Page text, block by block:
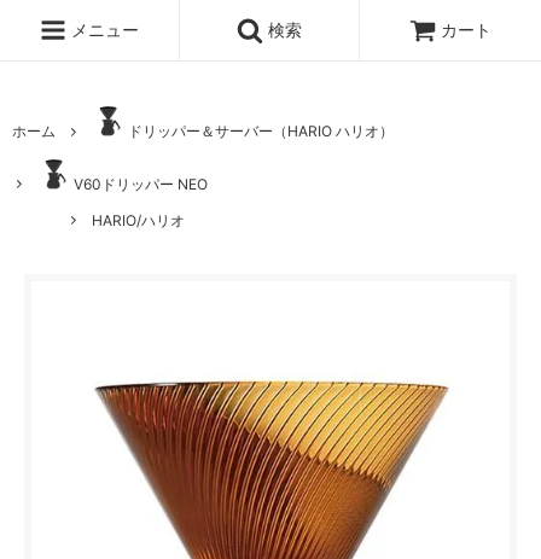
メニュー 検索 カート
ホーム ドリッパー＆サーバー（HARIO ハリオ）
V60ドリッパー NEO
HARIO/ハリオ